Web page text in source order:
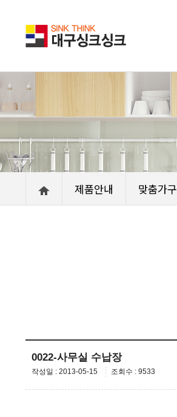
제품안내 맞춤가구
0022-사무실 수납장
작성일 : 2013-05-15 조회수 : 9533